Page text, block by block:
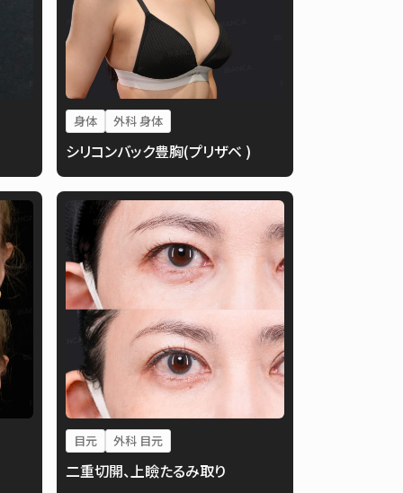
身体 外科 身体
シリコンバック豊胸(プリザベ )
目元 外科 目元
二重切開、上瞼たるみ取り